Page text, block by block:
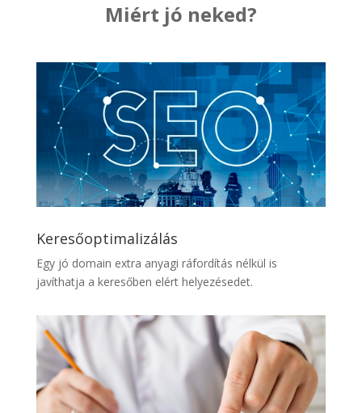
Miért jó neked?
Keresőoptimalizálás
Egy jó domain extra anyagi ráfordítás nélkül is
javíthatja a keresőben elért helyezésedet.